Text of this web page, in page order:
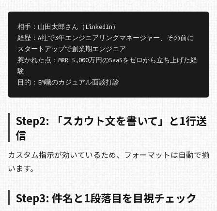
相手：山田太郎さん（LinkedIn）
経歴：A社で3年エンジニアリングマネージャー、その前に
スタートアップで創業期エンジニア
惹かれた点：MRR 5,000万円のSaaSをゼロから立ち上げた経
験
Step2: 「スカウト文を書いて」と1行送
信
カスタム指示が効いているため、フォーマットは自動で揃
います。
Step3: 件名と1段落目を目視チェック